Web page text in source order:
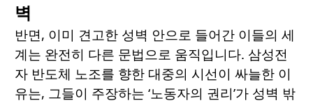
벽
반면, 이미 견고한 성벽 안으로 들어간 이들의 세
계는 완전히 다른 문법으로 움직입니다. 삼성전
자 반도체 노조를 향한 대중의 시선이 싸늘한 이
유는, 그들이 주장하는 ‘노동자의 권리’가 성벽 밖